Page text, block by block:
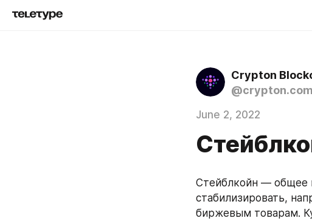
Crypton
@crypton.com
June 2, 2022
Стейблкойн — общее
стабилизировать,
биржевым товарам.